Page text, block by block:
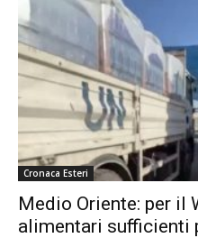
Cronaca Esteri
Medio Oriente: per il
alimentari sufficienti